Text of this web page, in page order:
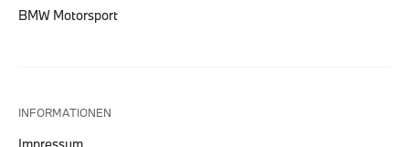
BMW Motorsport
INFORMATIONEN